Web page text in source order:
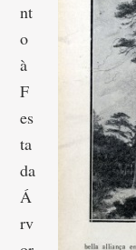
nt
o
à
F
es
ta
da
Á
rv